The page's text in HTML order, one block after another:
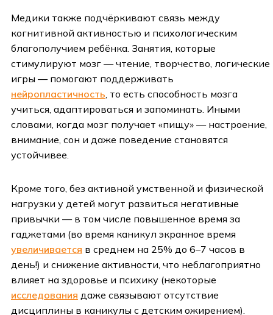
Медики также подчёркивают связь между
когнитивной активностью и психологическим
благополучием ребёнка. Занятия, которые
стимулируют мозг — чтение, творчество, логические
игры — помогают поддерживать
нейропластичность, то есть способность мозга
учиться, адаптироваться и запоминать. Иными
словами, когда мозг получает «пищу» — настроение,
внимание, сон и даже поведение становятся
устойчивее.
Кроме того, без активной умственной и физической
нагрузки у детей могут развиться негативные
привычки — в том числе повышенное время за
гаджетами (во время каникул экранное время
увеличивается в среднем на 25% до 6–7 часов в
день!) и снижение активности, что неблагоприятно
влияет на здоровье и психику (некоторые
исследования даже связывают отсутствие
дисциплины в каникулы с детским ожирением).